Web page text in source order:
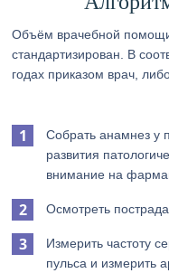
Объём врачебной
стандартизирован. В
годах приказом врач,
Собрать анамнез у
развития
внимание на
Осмотреть
Измерить частоту
пульса и измерить